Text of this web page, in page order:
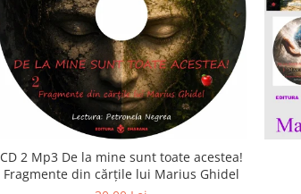
CD 2 Mp3 De la mine sunt toate acestea!
Fragmente din cărțile lui Marius Ghidel